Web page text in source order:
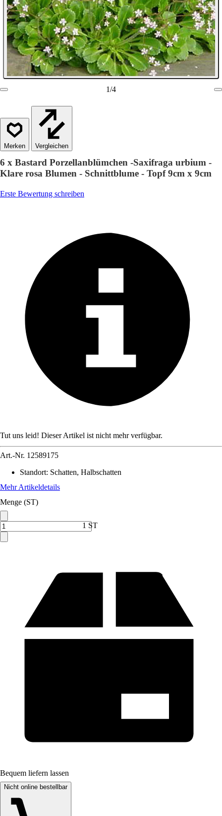
1/4
Vergleichen
6 x Bastard Porzellanblümchen -Saxifraga urbium -
Klare rosa Blumen - Schnittblume - Topf 9cm x 9cm
Erste Bewertung schreiben
Tut uns leid! Dieser Artikel ist nicht mehr verfügbar.
Art.-Nr. 12589175
Standort: Schatten, Halbschatten
Mehr Artikeldetails
Menge (ST)
1 ST
Bequem liefern lassen
Nicht online bestellbar